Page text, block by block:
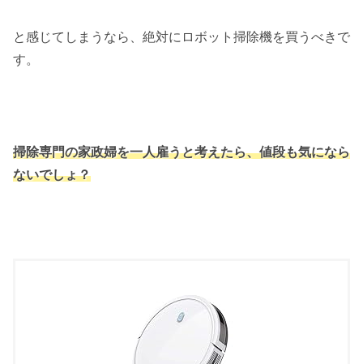
と感じてしまうなら、絶対にロボット掃除機を買うべきで
す。
掃除専門の家政婦を一人雇うと考えたら、値段も気になら
ないでしょ？